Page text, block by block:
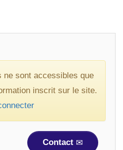
ne sont accessibles que
inscrit sur le site.
Contact